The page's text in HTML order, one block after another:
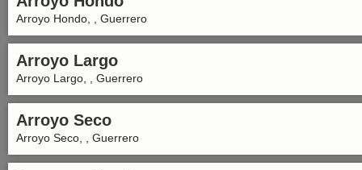
Arroyo Hondo, , Guerrero
Arroyo Largo
Arroyo Largo, , Guerrero
Arroyo Seco
Arroyo Seco, , Guerrero